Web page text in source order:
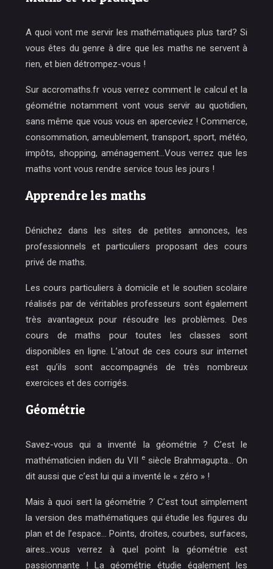
A quoi vont me servir les mathématiques plus tard? Si
vous êtes du genre à dire que les maths ne servent à
rien, et bien détrompez-vous !
Sur accromaths.fr vous verrez comment le calcul et la
géométrie notamment vont vous servir au quotidien,
sans même que vous vous en aperceviez ! Commerce,
consommation, ameublement, transport, sport, météo,
impôts, shopping, aménagement…Vous verrez que les
maths vont vous rendre service tous les jours !
Apprendre les maths
Dénichez dans les sites de petites annonces, les
professionnels et particuliers proposant des cours
privé de maths.
Les cours particuliers à domicile et le soutien scolaire
réalisés par de véritables professeurs sont également
très avantageux pour résoudre les problèmes. Des
cours de maths pour toutes les classes sont
disponibles en ligne. L’atout de ces cours sur internet
est qu’ils sont accompagnés de très nombreux
exercices et des corrigés.
Géométrie
Savez-vous qui a inventé la géométrie ? C’est le
mathématicien indien du VII e siècle Brahmagupta… On
dit aussi que c’est lui qui a inventé le « zéro » !
Mais à quoi sert la géométrie ? C’est tout simplement
la version des mathématiques qui étudie les figures du
plan et de l’espace… Points, droites, courbes, surfaces,
aires…vous verrez à quel point la géométrie est
passionnante ! La géométrie étudie également les